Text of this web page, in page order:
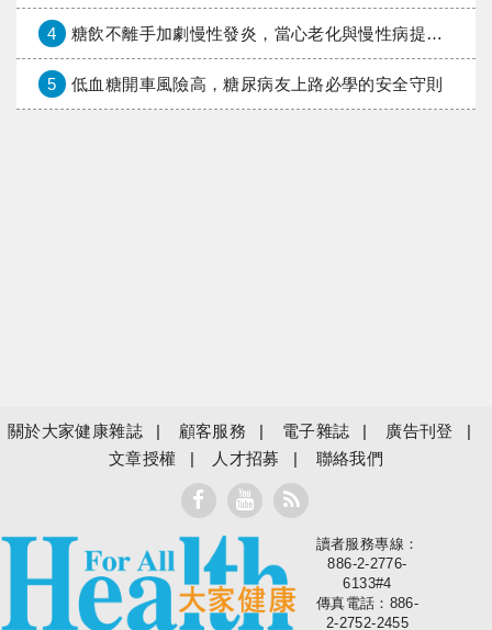
4 糖飲不離手加劇慢性發炎，當心老化與慢性病提早報到
5 低血糖開車風險高，糖尿病友上路必學的安全守則
關於大家健康雜誌 顧客服務 電子雜誌
廣告刊登
文章授權
人才招募 聯絡我們
大家健康
讀者服務專線：
886-2-2776-
6133#4
傳真電話：886-
2-2752-2455